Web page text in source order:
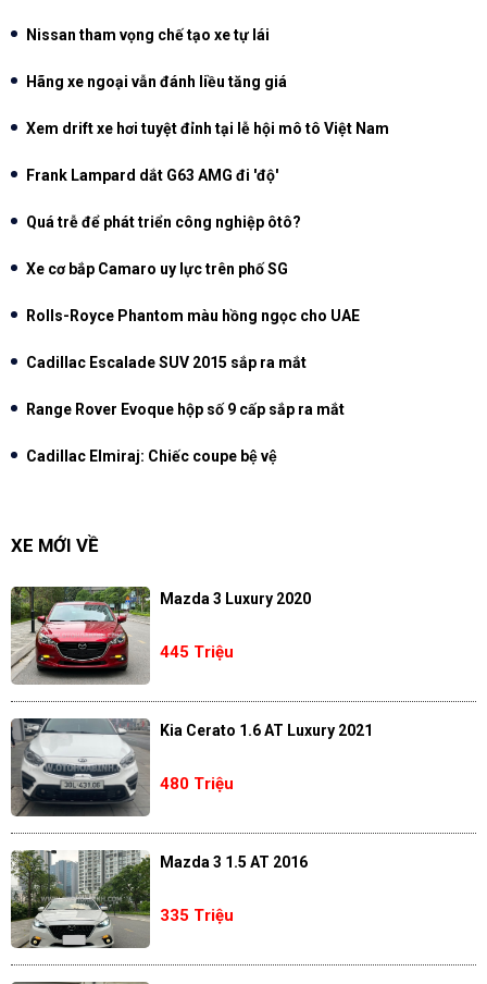
Nissan tham vọng chế tạo xe tự lái
Hãng xe ngoại vẫn đánh liều tăng giá
Xem drift xe hơi tuyệt đỉnh tại lễ hội mô tô Việt Nam
Frank Lampard dắt G63 AMG đi 'độ'
Quá trễ để phát triển công nghiệp ôtô?
Xe cơ bắp Camaro uy lực trên phố SG
Rolls-Royce Phantom màu hồng ngọc cho UAE
Cadillac Escalade SUV 2015 sắp ra mắt
Range Rover Evoque hộp số 9 cấp sắp ra mắt
Cadillac Elmiraj: Chiếc coupe bệ vệ
XE MỚI VỀ
Mazda 3 Luxury 2020
445 Triệu
Kia Cerato 1.6 AT Luxury 2021
480 Triệu
Mazda 3 1.5 AT 2016
335 Triệu